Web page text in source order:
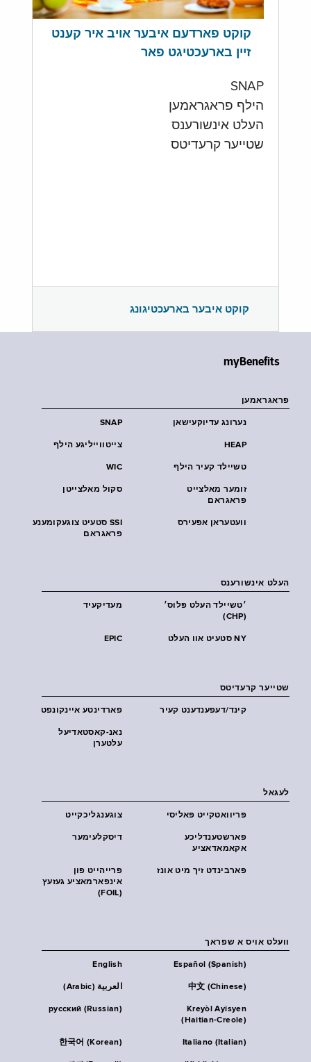
קוקט פארדעם איבער אויב איר קענט
זיין בארעכטיגט פאר
SNAP
הילף פראגראמען
העלט אינשורענס
שטייער קרעדיטס
קוקט איבער בארעכטיגונג
myBenefits
פראגראמען
SNAP נערונג עדיוקעישאן
צייטווייליגע הילף HEAP
WIC טשיילד קעיר הילף
סקול מאלצייטן
זומער מאלצייט
פראגראם
SSI סטעיט צוגעקומענע
פראגראם
וועטעראן אפעירס
העלט אינשורענס
מעדיקעיד
׳טשיילד העלט פּלוס׳
(CHP)
EPIC NY סטעיט אוו העלט
שטייער קרעדיטס
פארדינטע איינקונפט קינד/דעפענדענט קעיר
נאנ-קאסטאדיעל
עלטערן
לעגאל
צוגענגליכקייט פּריוואטקייט פּאליסי
דיסקלעימער
פארשטענדליכע
אקאמאדאציע
פרייהייט פון
אינפארמאציע געזעץ
(FOIL)
פארבינדט זיך מיט אונז
וועלט אויס א שפראך
English Español (Spanish)
العربية (Arabic) 中文 (Chinese)
русский (Russian)
Kreyòl Ayisyen
(Haitian-Creole)
한국어 (Korean) Italiano (Italian)